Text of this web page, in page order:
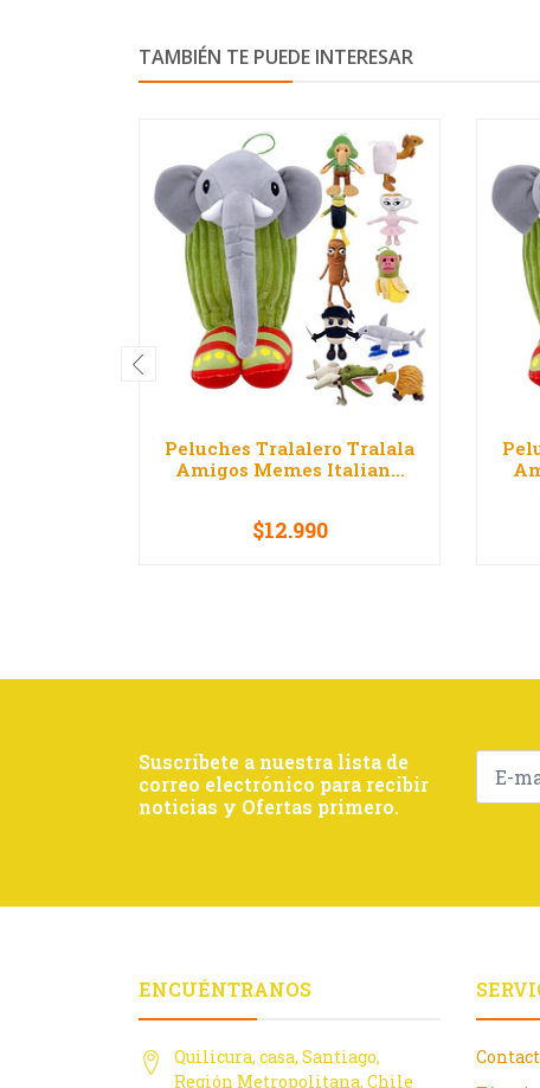
TAMBIÉN TE PUEDE INTERESAR
Peluches Tralalero Tralala
Amigos Memes Italian...
VER OPCIONES
$12.990
Suscríbete a nuestra lista de
correo electrónico para recibir
noticias y Ofertas primero.
ENCUÉNTRANOS
Quilicura, casa, Santiago,
Región Metropolitana, Chile